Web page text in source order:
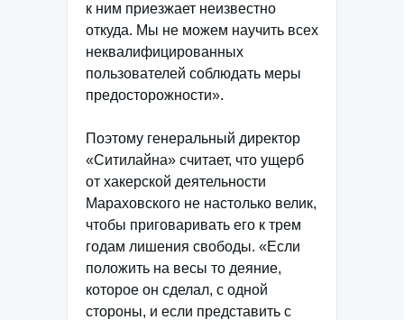
к ним приезжает неизвестно
откуда. Мы не можем научить всех
неквалифицированных
пользователей соблюдать меры
предосторожности».
Поэтому генеральный директор
«Ситилайна» считает, что ущерб
от хакерской деятельности
Мараховского не настолько велик,
чтобы приговаривать его к трем
годам лишения свободы. «Если
положить на весы то деяние,
которое он сделал, с одной
стороны, и если представить с